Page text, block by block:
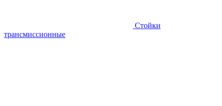
Стойки
трансмиссионные